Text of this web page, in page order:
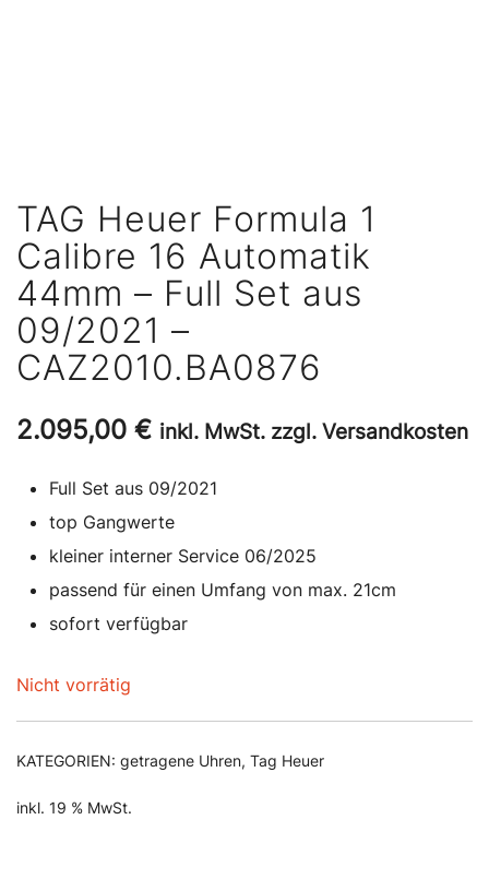
TAG Heuer Formula 1
Calibre 16 Automatik
44mm – Full Set aus
09/2021 –
CAZ2010.BA0876
2.095,00 € inkl. MwSt. zzgl. Versandkosten
Full Set aus 09/2021
top Gangwerte
kleiner interner Service 06/2025
passend für einen Umfang von max. 21cm
sofort verfügbar
Nicht vorrätig
KATEGORIEN: getragene Uhren, Tag Heuer
inkl. 19 % MwSt.